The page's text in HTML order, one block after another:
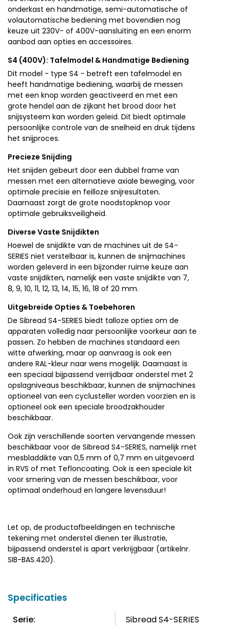
onderkast en handmatige, semi-automatische of
volautomatische bediening met bovendien nog
keuze uit 230V- of 400V-aansluiting en een enorm
aanbod aan opties en accessoires.
S4 (400V): Tafelmodel & Handmatige Bediening
Dit model - type S4 - betreft een tafelmodel en
heeft handmatige bediening, waarbij de messen
met een knop worden geactiveerd en met een
grote hendel aan de zijkant het brood door het
snijsysteem kan worden geleid. Dit biedt optimale
persoonlijke controle van de snelheid en druk tijdens
het snijproces.
Precieze Snijding
Het snijden gebeurt door een dubbel frame van
messen met een alternatieve axiale beweging, voor
optimale precisie en feilloze snijresultaten.
Daarnaast zorgt de grote noodstopknop voor
optimale gebruiksveiligheid.
Diverse Vaste Snijdikten
Hoewel de snijdikte van de machines uit de S4-
SERIES niet verstelbaar is, kunnen de snijmachines
worden geleverd in een bijzonder ruime keuze aan
vaste snijdikten, namelijk een vaste snijdikte van 7,
8, 9, 10, 11, 12, 13, 14, 15, 16, 18 of 20 mm.
Uitgebreide Opties & Toebehoren
De Sibread S4-SERIES biedt talloze opties om de
apparaten volledig naar persoonlijke voorkeur aan te
passen. Zo hebben de machines standaard een
witte afwerking, maar op aanvraag is ook een
andere RAL-kleur naar wens mogelijk. Daarnaast is
een speciaal bijpassend verrijdbaar onderstel met 2
opslagniveaus beschikbaar, kunnen de snijmachines
optioneel van een cyclusteller worden voorzien en is
optioneel ook een speciale broodzakhouder
beschikbaar.
Ook zijn verschillende soorten vervangende messen
beschikbaar voor de Sibread S4-SERIES, namelijk met
mesbladdikte van 0,5 mm of 0,7 mm en uitgevoerd
in RVS of met Tefloncoating. Ook is een speciale kit
voor smering van de messen beschikbaar, voor
optimaal onderhoud en langere levensduur!
Let op, de productafbeeldingen en technische
tekening met onderstel dienen ter illustratie,
bijpassend onderstel is apart verkrijgbaar (artikelnr.
SIB-BAS.420).
Specificaties
Serie:
Sibread S4-SERIES